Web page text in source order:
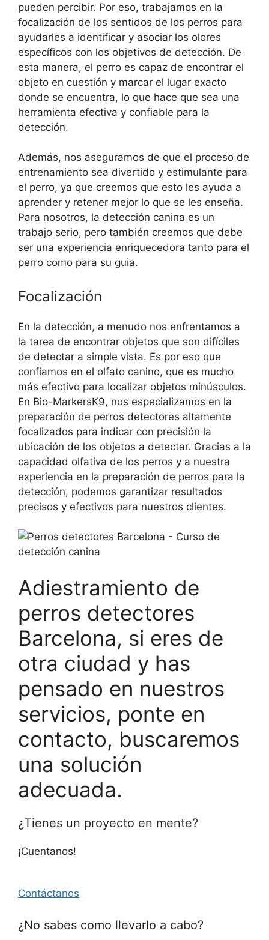
pueden percibir. Por eso, trabajamos en la
focalización de los sentidos de los perros para
ayudarles a identificar y asociar los olores
específicos con los objetivos de detección. De
esta manera, el perro es capaz de encontrar el
objeto en cuestión y marcar el lugar exacto
donde se encuentra, lo que hace que sea una
herramienta efectiva y confiable para la
detección.
Además, nos aseguramos de que el proceso de
entrenamiento sea divertido y estimulante para
el perro, ya que creemos que esto les ayuda a
aprender y retener mejor lo que se les enseña.
Para nosotros, la detección canina es un
trabajo serio, pero también creemos que debe
ser una experiencia enriquecedora tanto para el
perro como para su guia.
Focalización
En la detección, a menudo nos enfrentamos a
la tarea de encontrar objetos que son difíciles
de detectar a simple vista. Es por eso que
confiamos en el olfato canino, que es mucho
más efectivo para localizar objetos minúsculos.
En Bio-MarkersK9, nos especializamos en la
preparación de perros detectores altamente
focalizados para indicar con precisión la
ubicación de los objetos a detectar. Gracias a la
capacidad olfativa de los perros y a nuestra
experiencia en la preparación de perros para la
detección, podemos garantizar resultados
precisos y efectivos para nuestros clientes.
Adiestramiento de
perros detectores
Barcelona, si eres de
otra ciudad y has
pensado en nuestros
servicios, ponte en
contacto, buscaremos
una solución
adecuada.
¿Tienes un proyecto en mente?
¡Cuentanos!
Contáctanos
¿No sabes como llevarlo a cabo?